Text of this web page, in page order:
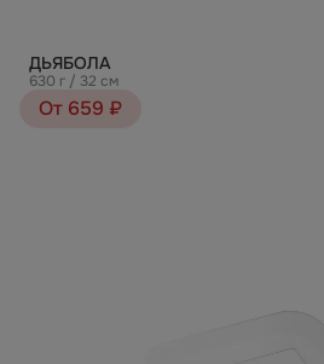
ДЬЯБОЛА
630 г / 32 см
От 659 ₽